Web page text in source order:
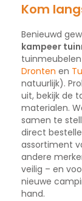
Kom
Benieuwd
kampeer
Dronten en
natuurlijk).
uit, bekijk de
materialen.
samen te
direct
assortiment
andere
veilig – en
nieuwe
hand.